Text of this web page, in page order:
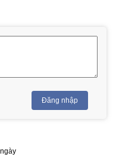
Đăng nhập